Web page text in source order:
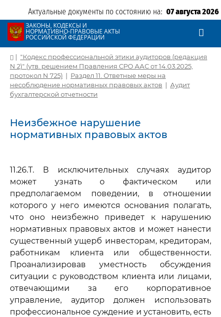
Актуальные документы по состоянию на: 07 августа 2026
ЗАКОНЫ, КОДЕКСЫ И
НОРМАТИВНО-ПРАВОВЫЕ АКТЫ
РОССИЙСКОЙ ФЕДЕРАЦИИ
| "Кодекс профессиональной этики аудиторов (редакция
N 2)" (утв. решением Правления СРО ААС от 14.03.2025,
протокол N 725) | Раздел 11. Ответные меры на
несоблюдение нормативных правовых актов | Аудит
бухгалтерской отчетности
Неизбежное нарушение
нормативных правовых актов
11.26.Т. В исключительных случаях аудитор
может узнать о фактическом или
предполагаемом поведении, в отношении
которого у него имеются основания полагать,
что оно неизбежно приведет к нарушению
нормативных правовых актов и может нанести
существенный ущерб инвесторам, кредиторам,
работникам клиента или общественности.
Проанализировав уместность обсуждения
ситуации с руководством клиента или лицами,
отвечающими за его корпоративное
управление, аудитор должен использовать
профессиональное суждение и установить, есть